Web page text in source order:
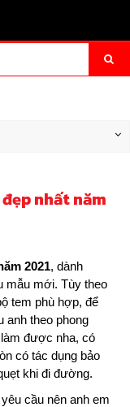
nhất năm
2021, dành
mẫu mới. Tùy theo
tem phù hợp, để
anh theo phong
được nha, có
có tác dụng bảo
khi đi đường.
cầu nên anh em